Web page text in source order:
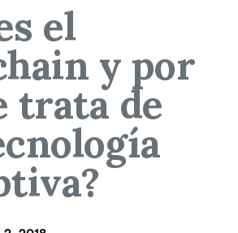
el
y por
trata de